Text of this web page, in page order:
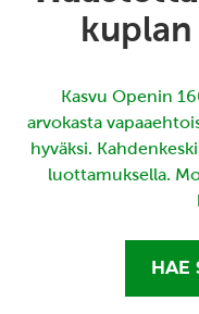
Kasvu Openin
arvokasta
hyväksi.
luottamuksella.
HAE